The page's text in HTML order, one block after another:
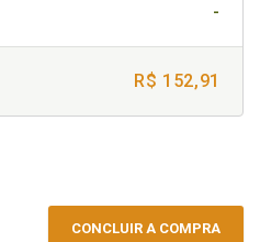
-
R$ 152,91
CONCLUIR A COMPRA